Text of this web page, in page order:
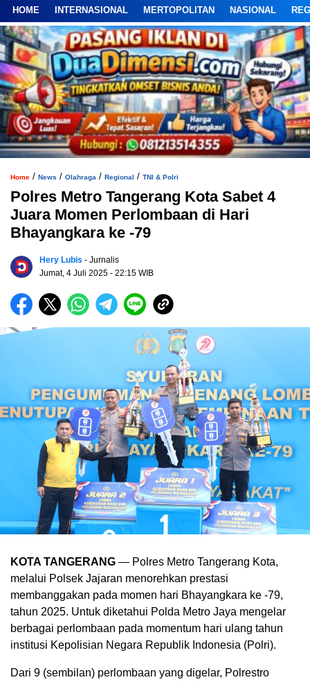
HOME INTERNASIONAL MERTOPOLITAN NASIONAL
Home / News / Olahraga / Regional / TNI & Polri
Polres Metro Tangerang Kota Sabet 4
Juara Momen Perlombaan di Hari
Bhayangkara ke -79
Hery Lubis - Jurnalis
Jumat, 4 Juli 2025 - 22:15 WIB
KOTA TANGERANG — Polres Metro Tangerang Kota,
melalui Polsek Jajaran menorehkan prestasi
membanggakan pada momen hari Bhayangkara ke -79,
tahun 2025. Untuk diketahui Polda Metro Jaya mengelar
berbagai perlombaan pada momentum hari ulang tahun
institusi Kepolisian Negara Republik Indonesia (Polri).
Dari 9 (sembilan) perlombaan yang digelar, Polrestro